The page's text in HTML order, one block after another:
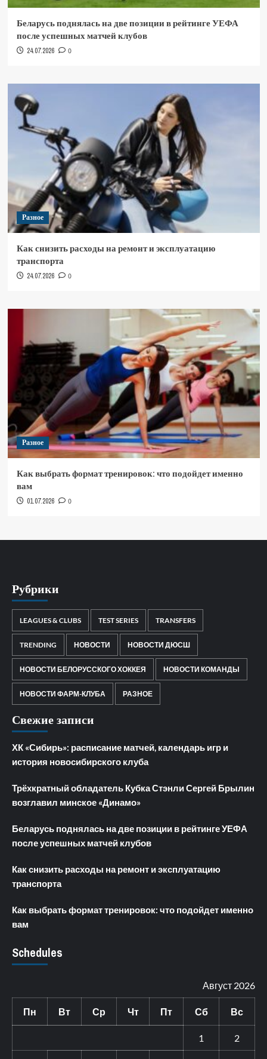
Беларусь поднялась на две позиции в рейтинге УЕФА
после успешных матчей клубов
24.07.2026 0
Разное
Как снизить расходы на ремонт и эксплуатацию
транспорта
24.07.2026 0
Разное
Как выбрать формат тренировок: что подойдет именно
вам
01.07.2026 0
Рубрики
LEAGUES & CLUBS TEST SERIES TRANSFERS
TRENDING НОВОСТИ НОВОСТИ ДЮСШ
НОВОСТИ БЕЛОРУССКОГО ХОККЕЯ НОВОСТИ КОМАНДЫ
НОВОСТИ ФАРМ-КЛУБА РАЗНОЕ
Свежие записи
ХК «Сибирь»: расписание матчей, календарь игр и
история новосибирского клуба
Трёхкратный обладатель Кубка Стэнли Сергей Брылин
возглавил минское «Динамо»
Беларусь поднялась на две позиции в рейтинге УЕФА
после успешных матчей клубов
Как снизить расходы на ремонт и эксплуатацию
транспорта
Как выбрать формат тренировок: что подойдет именно
вам
Schedules
Август 2026
Пн Вт Ср Чт Пт Сб Вс
1 2